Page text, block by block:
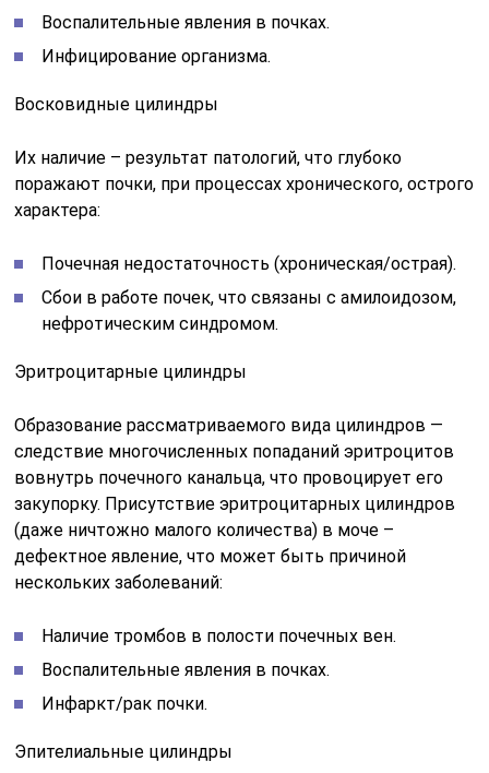
Воспалительные явления в почках.
Инфицирование организма.
Восковидные цилиндры
Их наличие – результат патологий, что глубоко
поражают почки, при процессах хронического, острого
характера:
Почечная недостаточность (хроническая/острая).
Сбои в работе почек, что связаны с амилоидозом,
нефротическим синдромом.
Эритроцитарные цилиндры
Образование рассматриваемого вида цилиндров —
следствие многочисленных попаданий эритроцитов
вовнутрь почечного канальца, что провоцирует его
закупорку. Присутствие эритроцитарных цилиндров
(даже ничтожно малого количества) в моче –
дефектное явление, что может быть причиной
нескольких заболеваний:
Наличие тромбов в полости почечных вен.
Воспалительные явления в почках.
Инфаркт/рак почки.
Эпителиальные цилиндры